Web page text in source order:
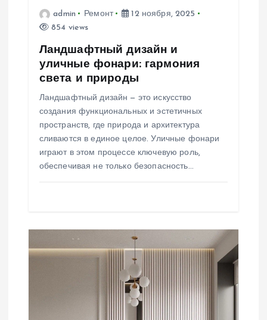
admin Ремонт
12 ноября, 2025
854 views
Ландшафтный дизайн и
уличные фонари: гармония
света и природы
Ландшафтный дизайн — это искусство
создания функциональных и эстетичных
пространств, где природа и архитектура
сливаются в единое целое. Уличные фонари
играют в этом процессе ключевую роль,
обеспечивая не только безопасность…